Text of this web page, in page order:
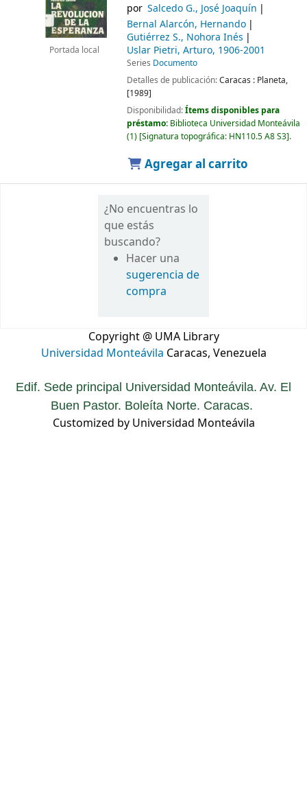
Portada local
por Salcedo G., José Joaquín
Bernal Alarcón, Hernando
Gutiérrez S., Nohora Inés
Uslar Pietri, Arturo, 1906-2001
Series Documento
Detalles de publicación:Caracas : Planeta,
[1989]
Disponibilidad:Ítems disponibles para
préstamo: Biblioteca Universidad Monteávila
(1) Signatura topográfica: HN110.5 A8 S3 .
Agregar al carrito
¿No encuentras lo
que estás
buscando?
Hacer una
sugerencia de
compra
Copyright @ UMA Library
Universidad Monteávila Caracas, Venezuela
Edif. Sede principal Universidad Monteávila. Av. El
Buen Pastor. Boleíta Norte. Caracas.
Customized by Universidad Monteávila